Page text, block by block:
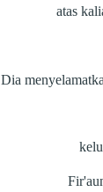
atas
Dia